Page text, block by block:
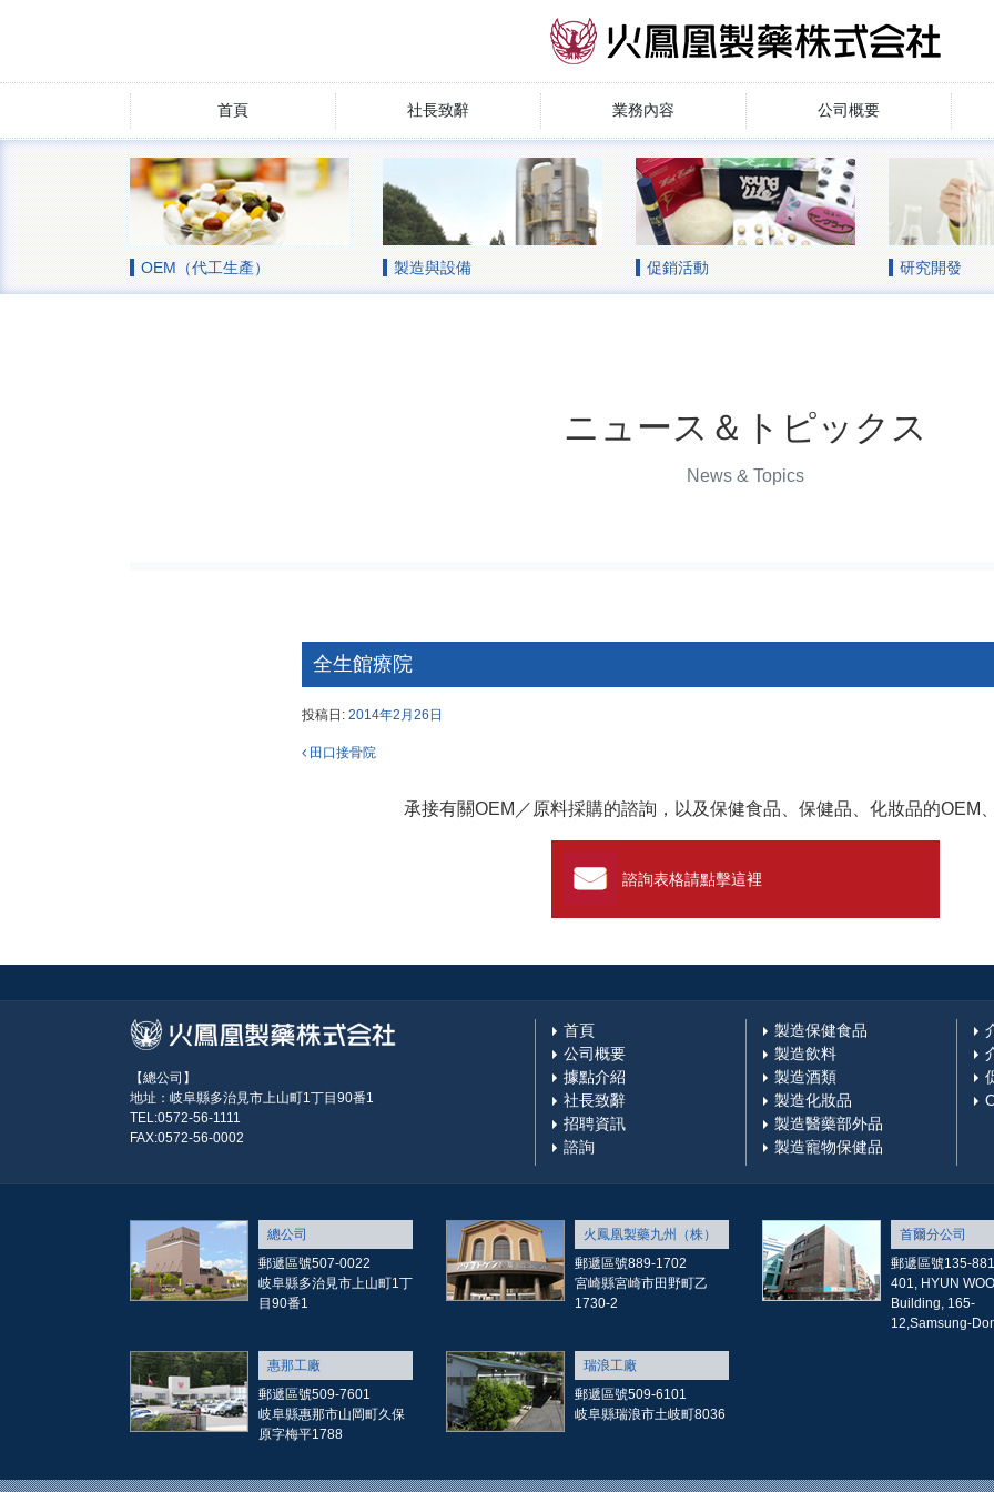
首頁 社長致辭 業務內容 公司概要
OEM（代工生產） 製造與設備 促銷活動 研究開發
ニュース＆トピックス
News & Topics
全生館療院
投稿日: 2014年2月26日
投稿ナビゲーション
田口接骨院
承接有關OEM／原料採購的諮詢，以及保健食品、保健品、化妝品的OEM
諮詢表格請點擊這裡
【總公司】
地址：岐阜縣多治見市上山町1丁目90番1
TEL:0572-56-1111
FAX:0572-56-0002
首頁
公司概要
據點介紹
社長致辭
招聘資訊
諮詢
製造保健食品
製造飲料
製造酒類
製造化妝品
製造醫藥部外品
製造寵物保健品
總公司
郵遞區號507-0022
岐阜縣多治見市上山町1丁
目90番1
火鳳凰製藥九州（株）
郵遞區號889-1702
宮崎縣宮崎市田野町乙
1730-2
首爾分公司
郵遞區號135-881
401, HYUN WOO
Building, 165-
12,Samsung-
惠那工廠
郵遞區號509-7601
岐阜縣惠那市山岡町久保
原字梅平1788
瑞浪工廠
郵遞區號509-6101
岐阜縣瑞浪市土岐町8036